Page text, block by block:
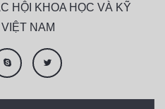
HỘI KHOA HỌC VÀ KỸ
NAM